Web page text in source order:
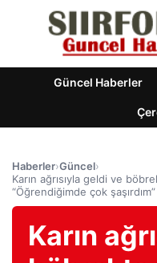
Güncel Haberler
Haberler›Güncel›
Karın ağrısıyla geldi ve
“Öğrendiğimde çok şaşırdım”
Karın